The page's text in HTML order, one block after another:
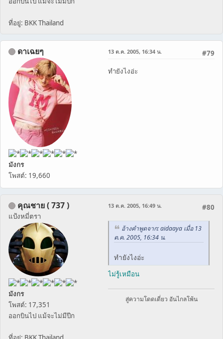
ที่อยู่: BKK Thailand
ดาเฉยๆ
มังกร
โพสต์: 19,660
#79
13 ต.ค. 2005, 16:34 น.
ทำยังไงอ่ะ
คุณชาย ( 737 )
แป้งหมี่ตรา
มังกร
โพสต์: 17,351
ออกบินไป แม้จะไม่มีปีก
#80
13 ต.ค. 2005, 16:49 น.
อ้างคำพูดจาก: aidaaya เมื่อ 13
ต.ค. 2005, 16:34 น.
ทำยังไงอ่ะ
ไม่รู้เหมือน
สู่ความโดดเดี่ยว อันไกลโพ้น